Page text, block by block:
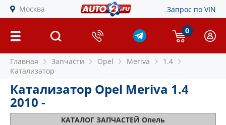
Москва Запрос по VIN
0
Главная Запчасти Opel Meriva
1.4
Катализатор
Катализатор Opel Meriva 1.4
2010 -
КАТАЛОГ ЗАПЧАСТЕЙ Опель